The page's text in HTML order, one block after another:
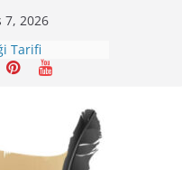
7, 2026
Tarifi
Tarifi
Pilavı Tarifi